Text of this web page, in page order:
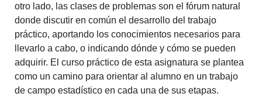
otro lado, las clases de problemas son el fórum natural
donde discutir en común el desarrollo del trabajo
práctico, aportando los conocimientos necesarios para
llevarlo a cabo, o indicando dónde y cómo se pueden
adquirir. El curso práctico de esta asignatura se plantea
como un camino para orientar al alumno en un trabajo
de campo estadístico en cada una de sus etapas.